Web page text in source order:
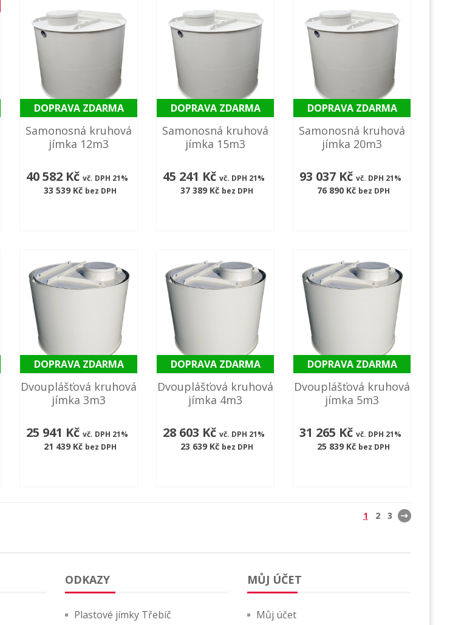
DOPRAVA ZDARMA
Samonosná kruhová
jímka 12m3
40 582 Kč vč. DPH 21%
33 539 Kč bez DPH
DOPRAVA ZDARMA
Samonosná kruhová
jímka 15m3
45 241 Kč vč. DPH 21%
37 389 Kč bez DPH
DOPRAVA ZDARMA
Samonosná kruhová
jímka 20m3
93 037 Kč vč. DPH 21%
76 890 Kč bez DPH
DOPRAVA ZDARMA
Dvouplášťová kruhová
jímka 3m3
25 941 Kč vč. DPH 21%
21 439 Kč bez DPH
DOPRAVA ZDARMA
Dvouplášťová kruhová
jímka 4m3
28 603 Kč vč. DPH 21%
23 639 Kč bez DPH
DOPRAVA ZDARMA
Dvouplášťová kruhová
jímka 5m3
31 265 Kč vč. DPH 21%
25 839 Kč bez DPH
1 2 3
ODKAZY
Plastové jímky Třebíč
MŮJ ÚČET
Můj účet